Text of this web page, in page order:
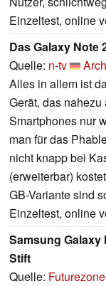
Einzeltest, online
Das Galaxy Note
Quelle: n-tv
Alles in allem ist
Gerät, das
Smartphones nur
man für das
nicht knapp bei
(erweiterbar)
GB-Variante sind
Einzeltest, online
Samsung Galaxy
Stift
Quelle: